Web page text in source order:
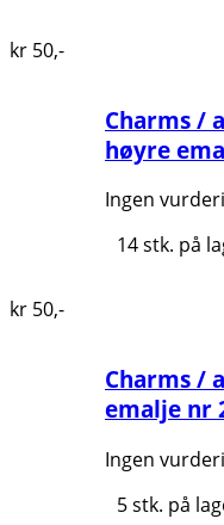
kr 50,-
Charms /
høyre
Ingen
14 stk. på
kr 50,-
Charms /
emalje nr
Ingen
5 stk. på